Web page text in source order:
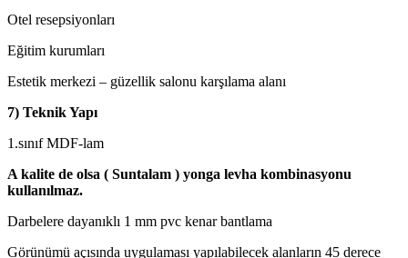
Otel resepsiyonları
Eğitim kurumları
Estetik merkezi – güzellik salonu karşılama alanı
7) Teknik Yapı
1.sınıf MDF-lam
A kalite de olsa ( Suntalam ) yonga levha kombinasyonu
kullanılmaz.
Darbelere dayanıklı 1 mm pvc kenar bantlama
Görünümü açısında uygulaması yapılabilecek alanların 45 derece